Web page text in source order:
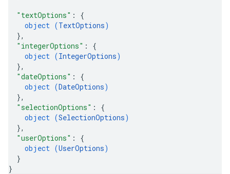
"textOptions" : {
object (TextOptions)
},
"integerOptions" : {
object (IntegerOptions)
},
"dateOptions" : {
object (DateOptions)
},
"selectionOptions" : {
object (SelectionOptions)
},
"userOptions" : {
object (UserOptions)
}
}